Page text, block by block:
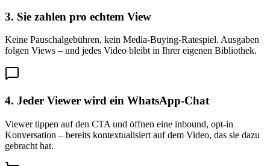
3. Sie zahlen pro echtem View
Keine Pauschalgebühren, kein Media-Buying-Ratespiel. Ausgaben
folgen Views – und jedes Video bleibt in Ihrer eigenen Bibliothek.
4. Jeder Viewer wird ein WhatsApp-Chat
Viewer tippen auf den CTA und öffnen eine inbound, opt-in
Konversation – bereits kontextualisiert auf dem Video, das sie dazu
gebracht hat.